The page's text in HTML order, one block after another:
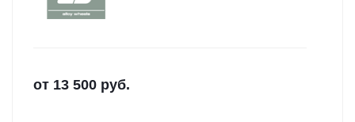
от 13 500 руб.